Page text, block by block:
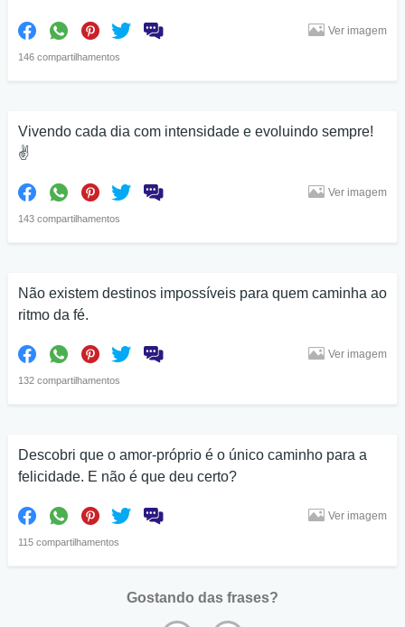
146 compartilhamentos
Ver imagem
Vivendo cada dia com intensidade e evoluindo sempre!
✌
143 compartilhamentos
Ver imagem
Não existem destinos impossíveis para quem caminha ao
ritmo da fé.
132 compartilhamentos
Ver imagem
Descobri que o amor-próprio é o único caminho para a
felicidade. E não é que deu certo?
115 compartilhamentos
Ver imagem
Gostando das frases?